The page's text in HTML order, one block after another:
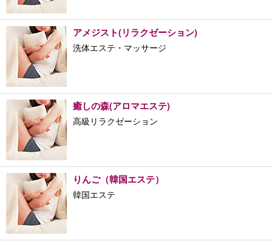
アメジスト(リラクゼーション)
洗体エステ・マッサージ
癒しの森(アロマエステ)
高級リラクゼーション
りんご（韓国エステ）
韓国エステ